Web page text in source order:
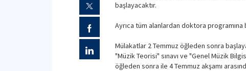
başlayacaktır.
Ayrıca tüm alanlardan doktora programına
Mülakatlar 2 Temmuz öğleden sonra
"Müzik Teorisi" sınavı ve "Genel Müzik
öğleden sonra ile 4 Temmuz akşamı